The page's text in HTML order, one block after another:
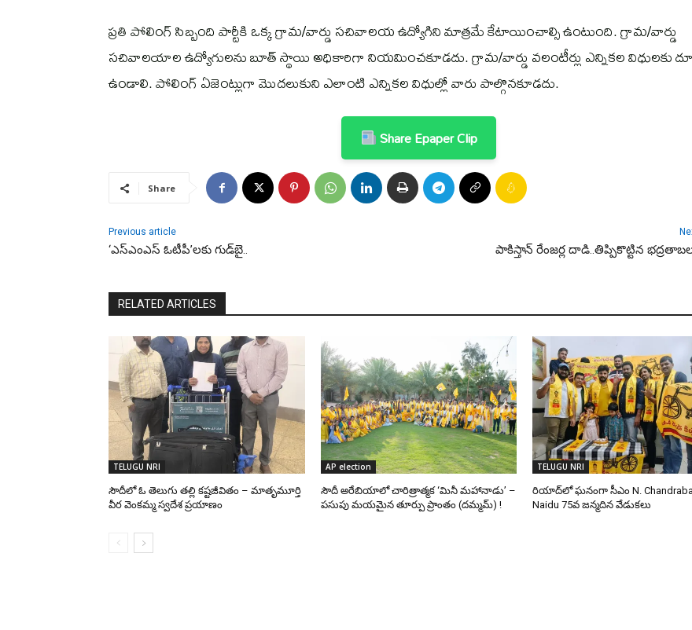
ప్రతి పోలింగ్ సిబ్బంది పార్టీకి ఒక్క గ్రామ/వార్డు సచివాలయ ఉద్యోగిని మాత్రమే కేటాయించాల్సి ఉంటుంది. గ్రామ/వార్డు
సచివాలయాల ఉద్యోగులను బూత్ స్థాయి అధికారిగా నియమించకూడదు. గ్రామ/వార్డు వలంటీర్లు ఎన్నికల విధులకు
ఉండాలి. పోలింగ్ ఏజెంట్లుగా మొదలుకుని ఎలాంటి ఎన్నికల విధుల్లో వారు పాల్గొనకూడదు.
Share Epaper Clip
Share
Previous article
‘ఎస్ఎంఎస్ ఓటీపీ’లకు గుడ్‌బై.. పాకిస్తాన్ రేంజర్ల దాడి..తిప్పికొట్టిన
RELATED ARTICLES
TELUGU NRI
సౌదీలో ఓ తెలుగు తల్లి కష్టజీవితం – మాతృమూర్తి
వీర వెంకమ్మ స్వదేశ ప్రయాణం
AP election
సౌదీ అరేబియాలో చారిత్రాత్మక ‘మినీ మహానాడు’ –
పసుపు మయమైన తూర్పు ప్రాంతం (దమ్మమ్) !
TELUGU NRI
రియాద్‌లో ఘనంగా సీఎం N.
Naidu 75వ జన్మదిన వేడుకలు